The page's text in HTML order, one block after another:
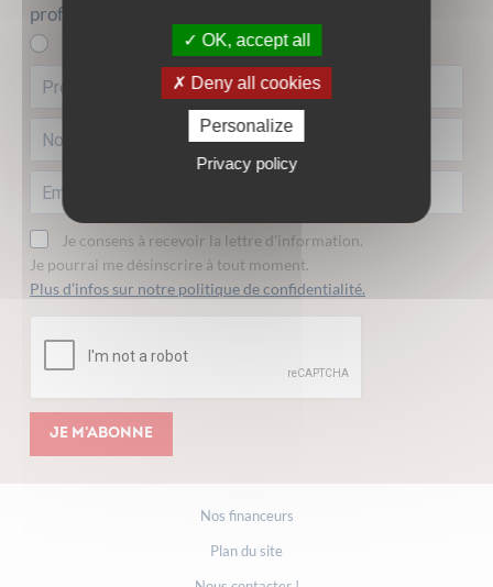
professionnelle
Entreprise partenaire
Je consens à recevoir la lettre d'information.
Je pourrai me désinscrire à tout moment.
Plus d’infos sur notre politique de confidentialité.
Je m'abonne
Nos financeurs
Plan du site
OK, accept all
Deny all cookies
Personalize
Privacy policy